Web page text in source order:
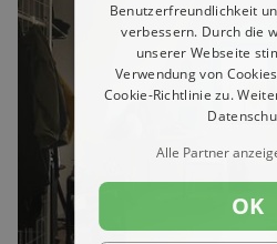
Benutzerfreundlichkeit
verbessern. Durch die
unserer Webseite
Verwendung von
Cookie-Richtlinie zu.
Alle Partner
OK